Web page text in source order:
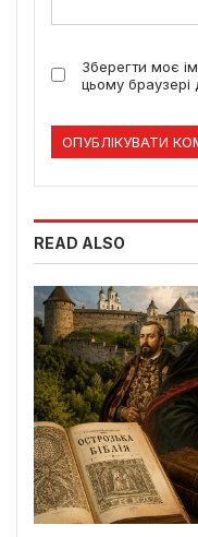
Зберегти моє
цьому браузері
READ ALSO